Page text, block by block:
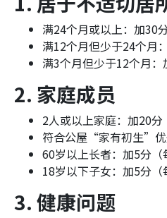
满24个月或以上：加30
满12个月但少于24个月
满3个月但少于12个月：
2. 家庭成员
2人或以上家庭：加20分
符合公屋“家有初生”优
60岁以上长者：加5分（
18岁以下子女：加5分（
3. 健康问题